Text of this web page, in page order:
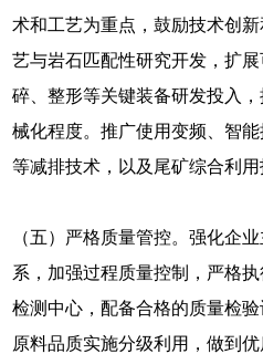
术和工艺为重点，鼓励技术创
艺与岩石匹配性研究开发，扩
碎、整形等关键装备研发投入
械化程度。推广使用变频、智
等减排技术，以及尾矿综合利用
（五）严格质量管控。强化企
系，加强过程质量控制，严格
检测中心，配备合格的质量检
原料品质实施分级利用，做到